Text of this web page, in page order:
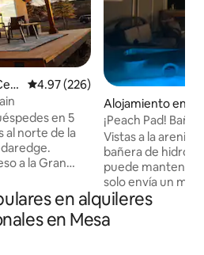
Calificación promedio: 4.97 de
4.97 (226)
en 5
al norte de la
a la Gran
vehículos
Alojamiento en
¡Peach Pad!
dormitorios, 2
Vistas a la
bañera de
puede mantener
solo envía un
preferencia.
privado y
la casa para
en alquileres
en Mesa